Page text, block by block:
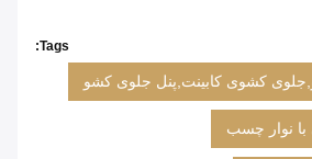
Tags:
کشوی کابینت,پنل جلوی کشو
نوار چسب